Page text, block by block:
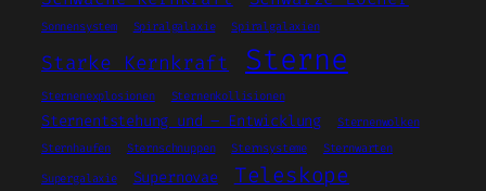
Sonnensystem Spiralgalaxie Spiralgalaxien
Starke Kernkraft Sterne
Sternenexplosionen Sternenkollisionen
Sternentstehung und – Entwicklung
Sternenwolken
Sternhaufen
Sternschnuppen Sternsysteme
Sternwarten
Supergalaxie
Supernovae Teleskope